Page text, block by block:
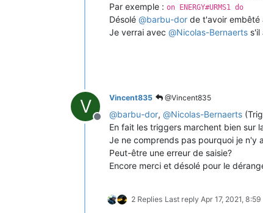
Par exemple : on ENERGY#URMS1 do
Désolé @barbu-dor de t'avoir embêté
Je verrai avec @Nicolas-Bernaerts s'il
V
Offline
Vincent835 @Vincent835
@barbu-dor, @Nicolas-Bernaerts
En fait les triggers marchent bien sur
Je ne comprends pas pourquoi je n'y
Peut-être une erreur de saisie?
Encore merci et désolé pour le
2 Replies Last reply Apr 17, 2021, 8:59